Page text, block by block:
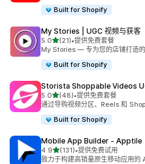
Built for Shopify
My Stories | UGC 视频与获客
5.0星（满分 5 星）
(21)
总共 21 条评论
•提供免费套餐
My Stories — 专为您的店铺打造的
Built for Shopify
Storista Shoppable Videos
5.0星（满分 5 星）
(48)
总共 48 条评论
•提供免费套餐
通过导购视频分区、Reels 和
Built for Shopify
Mobile App Builder ‑ Apptile
4.9星（满分 5 星）
(131)
总共 131 条评论
•提供免费试用
致力于构建高销量原生移动应用的